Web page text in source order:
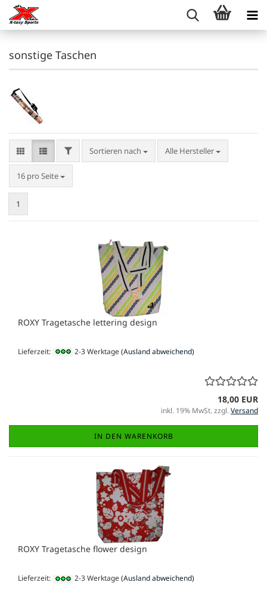
sonstige Taschen
FILTERSortieren nach
Sortieren nach Alle Hersteller
16 pro Seite
pro Seite
1
ROXY Tragetasche lettering design
Lieferzeit: 2-3 Werktage(Ausland abweichend)
18,00 EUR
inkl. 19% MwSt. zzgl.Versand
IN DEN WARENKORB
ROXY Tragetasche flower design
Lieferzeit: 2-3 Werktage(Ausland abweichend)